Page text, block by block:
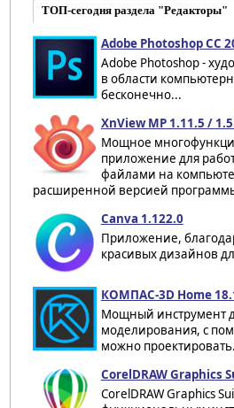
ТОП-сегодня раздела "Редакторы"
Adobe Photoshop CC
Adobe Photoshop -
в области
бесконечно...
XnView MP 1.11.5 /
Мощное
приложение для
файлами на
расширенной версией
Canva 1.122.0
Приложение,
красивых дизайнов
КОМПАС-3D Home
Мощный инструмент
моделирования, с
можно
CorelDRAW Graphics
CorelDRAW Graphics